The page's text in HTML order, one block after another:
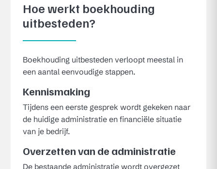
Hoe werkt boekhouding
uitbesteden?
Boekhouding uitbesteden verloopt meestal in
een aantal eenvoudige stappen.
Kennismaking
Tijdens een eerste gesprek wordt gekeken naar
de huidige administratie en financiële situatie
van je bedrijf.
Overzetten van de administratie
De bestaande administratie wordt overgezet